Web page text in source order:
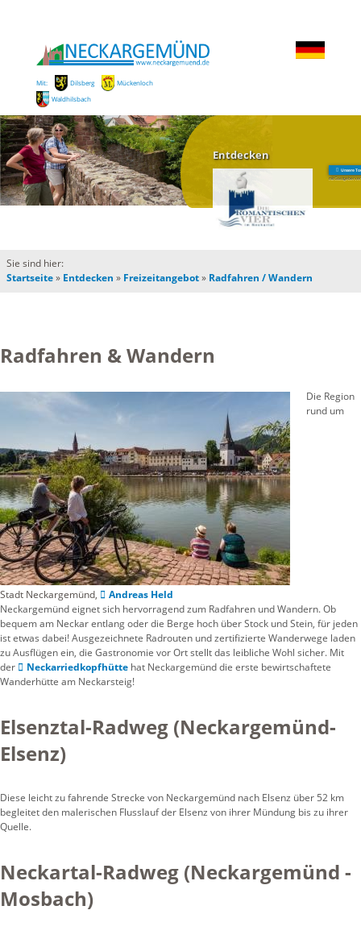
Mit: Dilsberg
Mückenloch
Waldhilsbach
Entdecken
Unsere
mit
Sie sind hier:
Startseite» Entdecken » Freizeitangebot» Radfahren / Wandern
Radfahren & Wandern
Stadt Neckargemünd, Andreas Held
Die Region
rund um
Neckargemünd eignet sich hervorragend zum Radfahren und Wandern. Ob
bequem am Neckar entlang oder die Berge hoch über Stock und Stein, für jeden
ist etwas dabei! Ausgezeichnete Radrouten und zertifizierte Wanderwege laden
zu Ausflügen ein, die Gastronomie vor Ort stellt das leibliche Wohl sicher. Mit
der
Neckarriedkopfhüttehat Neckargemünd die erste bewirtschaftete
Wanderhütte am Neckarsteig!
Elsenztal-Radweg (Neckargemünd-
Elsenz)
Diese leicht zu fahrende Strecke von Neckargemünd nach Elsenz über 52 km
begleitet den malerischen Flusslauf der Elsenz von ihrer Mündung bis zu ihrer
Quelle.
Neckartal-Radweg (Neckargemünd -
Mosbach)